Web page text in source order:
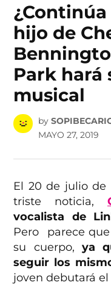
¿Continúa
hijo de
Park hará
musical
by
MAYO 27, 2019
El 20 de julio de
triste noticia,
vocalista de
Pero parece
su cuerpo, ya
seguir los
joven debutará